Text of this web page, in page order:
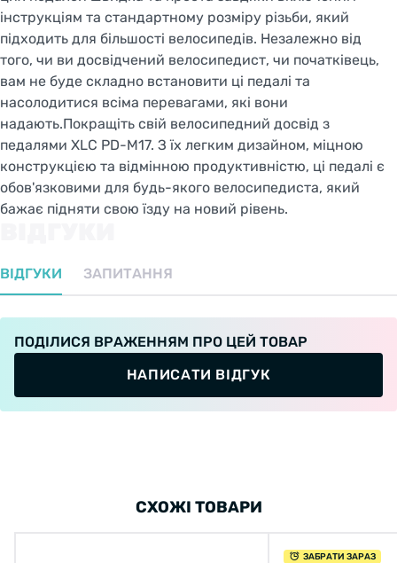
XLC Cartridge bearing . Пром. Підшипники - це
тип підшипників, що найчастіше
використовуються в велосипедах і в будь-
якому дорогому вигляді техніки. Таким чином,
виробники встановлюють всі необхідні
шарикопідшипники в обойму, регулюють і
закривають їх, щоб вони були захищені від
пилу та бруду. За рахунок закритої
конструкції вони стають не обслуговуються.
інструкціям та стандартному розміру різьби, який
підходить для більшості велосипедів. Незалежно від
того, чи ви досвідчений велосипедист, чи початківець,
вам не буде складно встановити ці педалі та
насолодитися всіма перевагами, які вони
надають.Покращіть свій велосипедний досвід з
педалями XLC PD-M17. З їх легким дизайном, міцною
конструкцією та відмінною продуктивністю, ці педалі є
обов'язковими для будь-якого велосипедиста, який
бажає підняти свою їзду на новий рівень.
ВІДГУКИ ЗАПИТАННЯ
ПОДІЛИСЯ ВРАЖЕННЯМ ПРО ЦЕЙ ТОВАР
НАПИСАТИ ВІДГУК
СХОЖІ ТОВАРИ
ЗАБРАТИ ЗАРАЗ